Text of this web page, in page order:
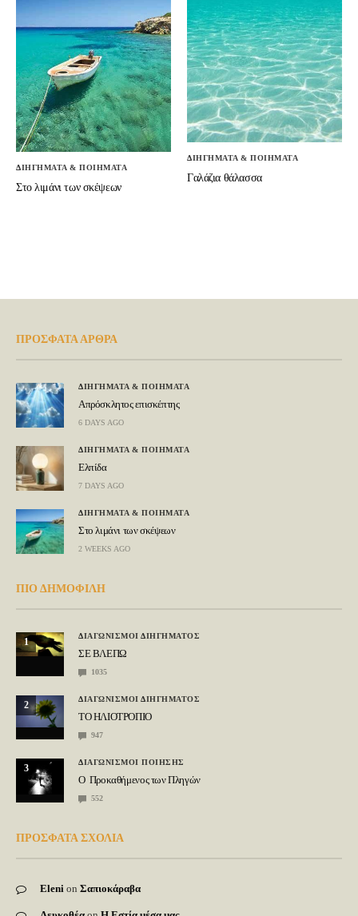
ΔΙΗΓΗΜΑΤΑ & ΠΟΙΗΜΑΤΑ
Στο λιμάνι των σκέψεων
ΔΙΗΓΗΜΑΤΑ & ΠΟΙΗΜΑΤΑ
Γαλάζια θάλασσα
ΠΡΟΣΦΑΤΑ ΑΡΘΡΑ
ΔΙΗΓΗΜΑΤΑ & ΠΟΙΗΜΑΤΑ
Απρόσκλητος επισκέπτης
6 DAYS AGO
ΔΙΗΓΗΜΑΤΑ & ΠΟΙΗΜΑΤΑ
Ελπίδα
7 DAYS AGO
ΔΙΗΓΗΜΑΤΑ & ΠΟΙΗΜΑΤΑ
Στο λιμάνι των σκέψεων
2 WEEKS AGO
ΠΙΟ ΔΗΜΟΦΙΛΗ
1
ΔΙΑΓΩΝΙΣΜΟΙ ΔΙΗΓΗΜΑΤΟΣ
ΣΕ ΒΛΕΠΩ
1035
2
ΔΙΑΓΩΝΙΣΜΟΙ ΔΙΗΓΗΜΑΤΟΣ
ΤΟ ΗΛΙΟΤΡΟΠΙΟ
947
3
ΔΙΑΓΩΝΙΣΜΟΙ ΠΟΙΗΣΗΣ
Ο Προκαθήμενος των Πληγών
552
ΠΡΟΣΦΑΤΑ ΣΧΟΛΙΑ
Eleni on Σαπιοκάραβα